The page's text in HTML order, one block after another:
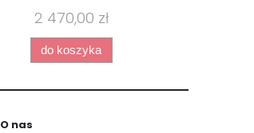
2 470,00 zł
do koszyka
O nas